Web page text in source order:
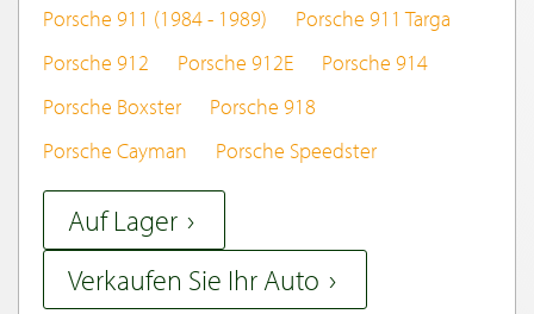
Porsche 911 (1984 - 1989)
Porsche 911 Targa
Porsche 912
Porsche 912E
Porsche 914
Porsche Boxster
Porsche 918
Porsche Cayman
Porsche Speedster
Auf Lager
Verkaufen Sie Ihr Auto